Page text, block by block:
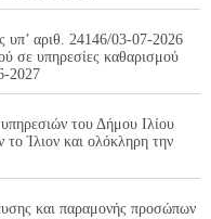
υπ’ αριθ. 24146/03-07-2026
σε υπηρεσίες καθαρισμού
2027
του Δήμου Ιλίου
το Ίλιον και ολόκληρη την
και παραμονής προσώπων